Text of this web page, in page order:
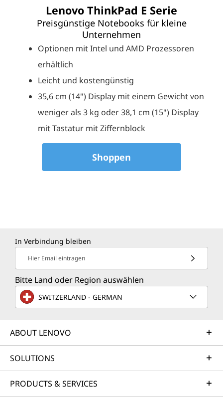
Lenovo ThinkPad E Serie
Preisgünstige Notebooks für kleine
Unternehmen
Optionen mit Intel und AMD Prozessoren
erhältlich
Leicht und kostengünstig
35,6 cm (14") Display mit einem Gewicht von
weniger als 3 kg oder 38,1 cm (15") Display
mit Tastatur mit Ziffernblock
Shoppen
In Verbindung bleiben
Hier Email eintragen
Bitte Land oder Region auswählen
SWITZERLAND - GERMAN
ABOUT LENOVO
SOLUTIONS
PRODUCTS & SERVICES